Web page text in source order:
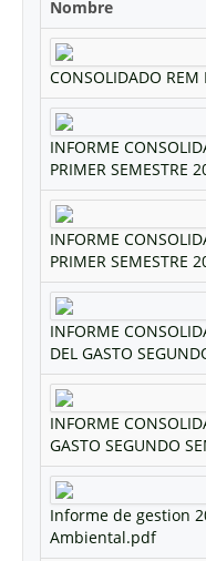
Nombre
CONSOLIDADO
INFORME
PRIMER SEMESTRE
INFORME
PRIMER SEMESTRE
INFORME
DEL GASTO
INFORME
GASTO SEGUNDO
Informe de gestion
Ambiental.pdf